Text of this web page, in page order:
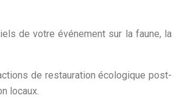
de votre événement sur la faune, la
de restauration écologique post-
locaux.